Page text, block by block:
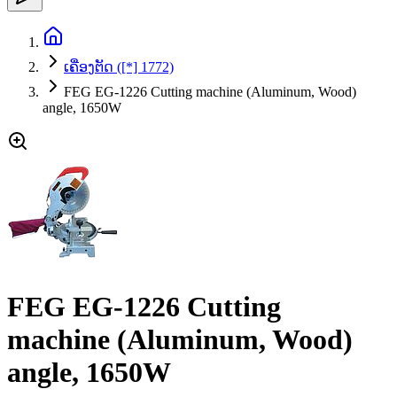
ເຄື່ອງຕັດ ([*] 1772)
FEG EG-1226 Cutting machine (Aluminum, Wood)
angle, 1650W
FEG EG-1226 Cutting
machine (Aluminum, Wood)
angle, 1650W